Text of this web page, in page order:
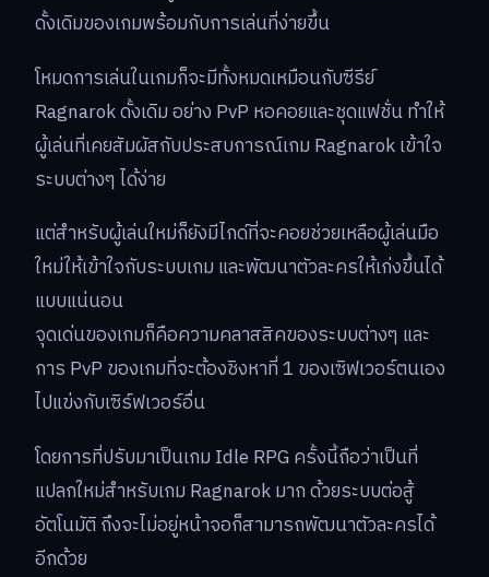
ดั้งเดิมของเกมพร้อมกับการเล่นที่ง่ายขึ้น
โหมดการเล่นในเกมก็จะมีทั้งหมดเหมือนกับซีรีย์
Ragnarok ดั้งเดิม อย่าง PvP หอคอยและชุดแฟชั่น ทำให้
ผู้เล่นที่เคยสัมผัสกับประสบการณ์เกม Ragnarok เข้าใจ
ระบบต่างๆ ได้ง่าย
แต่สำหรับผู้เล่นใหม่ก็ยังมีไกด์ที่จะคอยช่วยเหลือผู้เล่นมือ
ใหม่ให้เข้าใจกับระบบเกม และพัฒนาตัวละครให้เก่งขึ้นได้
แบบแน่นอน
จุดเด่นของเกมก็คือความคลาสสิคของระบบต่างๆ และ
การ PvP ของเกมที่จะต้องชิงหาที่ 1 ของเซิฟเวอร์ตนเอง
ไปแข่งกับเซิร์ฟเวอร์อื่น
โดยการที่ปรับมาเป็นเกม Idle RPG ครั้งนี้ถือว่าเป็นที่
แปลกใหม่สำหรับเกม Ragnarok มาก ด้วยระบบต่อสู้
อัตโนมัติ ถึงจะไม่อยู่หน้าจอก็สามารถพัฒนาตัวละครได้
อีกด้วย